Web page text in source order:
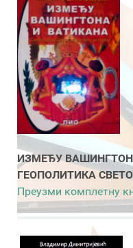
ИЗМЕЂУ
ГЕОПОЛИТИКА
Преузми комплетну